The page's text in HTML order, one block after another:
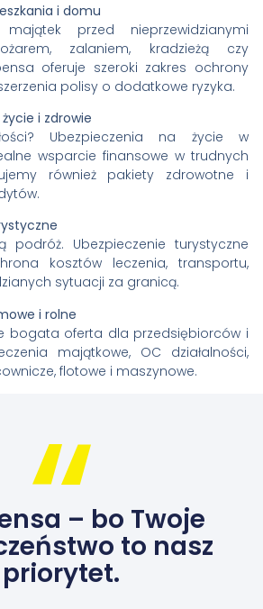
i domu
przed nieprzewidzianymi
zalaniem, kradzieżą czy
oferuje szeroki zakres ochrony
polisy o dodatkowe ryzyka.
i zdrowie
Ubezpieczenia na życie w
wsparcie finansowe w trudnych
również pakiety zdrowotne i
podróż. Ubezpieczenie turystyczne
kosztów leczenia, transportu,
sytuacji za granicą.
i rolne
bogata oferta dla przedsiębiorców i
majątkowe, OC działalności,
flotowe i maszynowe.
– bo Twoje
to nasz
priorytet.